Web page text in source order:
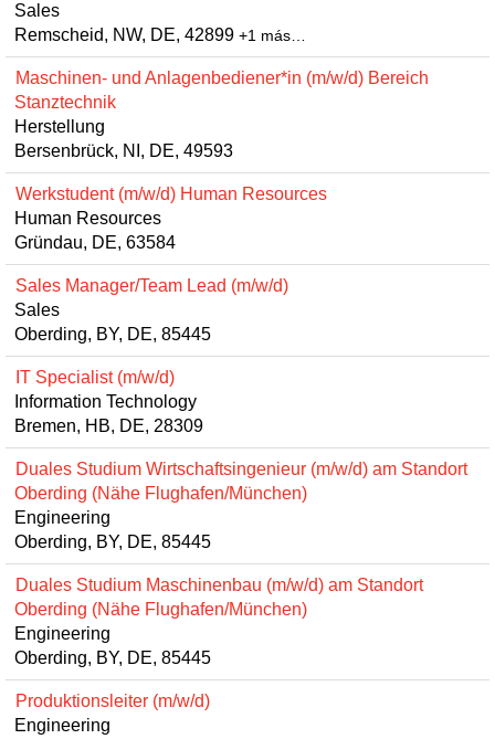
Sales
Remscheid, NW, DE, 42899 +1 más…
Maschinen- und Anlagenbediener*in (m/w/d) Bereich
Stanztechnik
Herstellung
Bersenbrück, NI, DE, 49593
Werkstudent (m/w/d) Human Resources
Human Resources
Gründau, DE, 63584
Sales Manager/Team Lead (m/w/d)
Sales
Oberding, BY, DE, 85445
IT Specialist (m/w/d)
Information Technology
Bremen, HB, DE, 28309
Duales Studium Wirtschaftsingenieur (m/w/d) am Standort
Oberding (Nähe Flughafen/München)
Engineering
Oberding, BY, DE, 85445
Duales Studium Maschinenbau (m/w/d) am Standort
Oberding (Nähe Flughafen/München)
Engineering
Oberding, BY, DE, 85445
Produktionsleiter (m/w/d)
Engineering